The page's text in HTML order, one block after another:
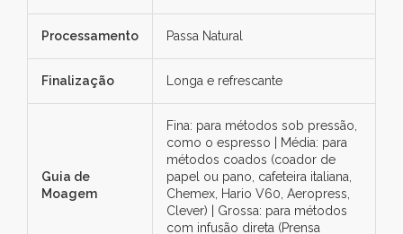
Processamento Passa Natural
Finalização Longa e refrescante
Guia de
Moagem
Fina: para métodos sob pressão,
como o espresso | Média: para
métodos coados (coador de
papel ou pano, cafeteira italiana,
Chemex, Hario V60, Aeropress,
Clever) | Grossa: para métodos
com infusão direta (Prensa